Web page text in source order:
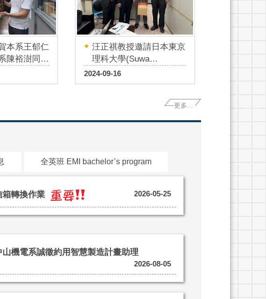
本系王郁仁
陳裕澍同學
機械工程
屆全國學
汪正祺教授邀請日本東京
理科大學(Suwa
University of Science,
Department of
Electrical Engineering
Faculty of Engineering)
2024-09-16
更多...
全英班 EMI bachelor’s program
箱轉換作業 2026-05-25
山機電系誠徵約用智慧製造計畫助理
2026-08-05